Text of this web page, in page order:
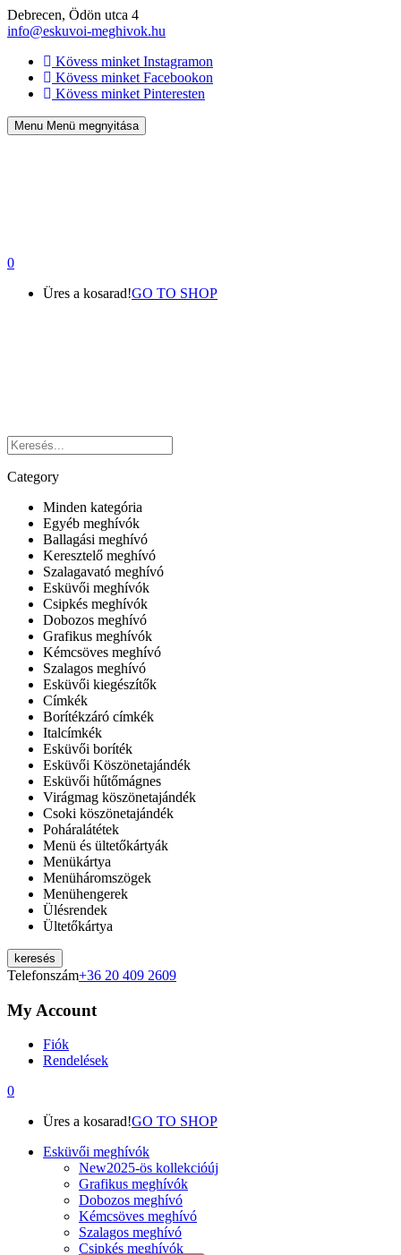
Debrecen, Ödön utca 4
info@eskuvoi-meghivok.hu
Kövess minket Instagramon
Kövess minket Facebookon
Kövess minket Pinteresten
Menu Menü megnyitása
0
Üres a kosarad!GO TO SHOP
Category
Minden kategória
Egyéb meghívók
Ballagási meghívó
Keresztelő meghívó
Szalagavató meghívó
Esküvői meghívók
Csipkés meghívók
Dobozos meghívó
Grafikus meghívók
Kémcsöves meghívó
Szalagos meghívó
Esküvői kiegészítők
Címkék
Borítékzáró címkék
Italcímkék
Esküvői boríték
Esküvői Köszönetajándék
Esküvői hűtőmágnes
Virágmag köszönetajándék
Csoki köszönetajándék
Poháralátétek
Menü és ültetőkártyák
Menükártya
Menüháromszögek
Menühengerek
Ülésrendek
Ültetőkártya
keresés
Telefonszám+36 20 409 2609
My Account
Fiók
Rendelések
0
Üres a kosarad!GO TO SHOP
Esküvői meghívók
New2025-ös kollekcióúj
Grafikus meghívók
Dobozos meghívó
Kémcsöves meghívó
Szalagos meghívó
Csipkés meghívók